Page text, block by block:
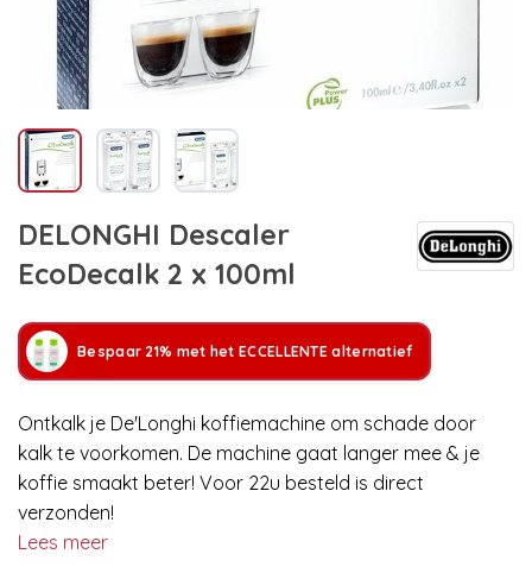
DELONGHI Descaler
EcoDecalk 2 x 100ml
Bespaar 21% met het ECCELLENTE alternatief
Ontkalk je De'Longhi koffiemachine om schade door
kalk te voorkomen. De machine gaat langer mee & je
koffie smaakt beter! Voor 22u besteld is direct
verzonden!
Lees meer